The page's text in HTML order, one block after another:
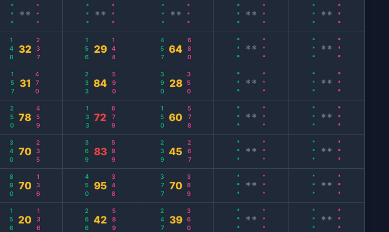
*** ** *** *** ** *** *** ** *** *** ** *** *** ** ***
148 32 237 156 29 144 457 64 680 *** ** *** *** ** ***
157 31 470 233 84 590 390 28 350 *** ** *** *** ** ***
250 78 459 133 72 679 150 60 578 *** ** *** *** ** ***
340 70 235 369 83 599 239 45 267 *** ** *** *** ** ***
890 70 136 450 95 348 377 70 389 *** ** *** *** ** ***
156 20 136 266 42 589 247 39 360 *** ** *** *** ** ***